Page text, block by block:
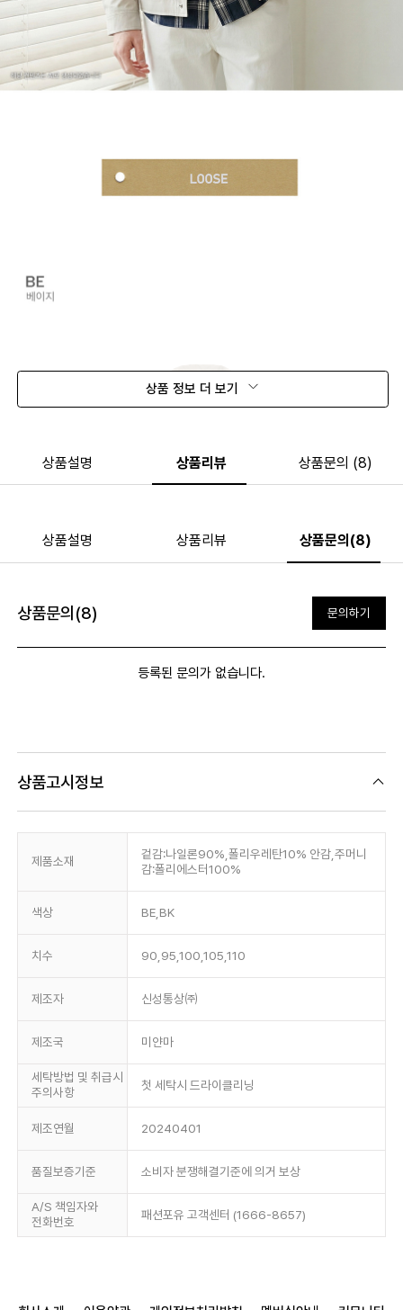
상품 정보 더 보기
상품설명 상품리뷰 상품문의 (8)
상품설명 상품리뷰 상품문의(8)
상품문의(8) 문의하기
등록된 문의가 없습니다.
상품고시정보
제품소재
겉감:나일론90%,폴리우레탄10% 안감,주머니
감:폴리에스터100%
색상 BE,BK
치수 90,95,100,105,110
제조자 신성통상㈜
제조국 미얀마
세탁방법 및 취급시
주의사항
첫 세탁시 드라이클리닝
제조연월 20240401
품질보증기준 소비자 분쟁해결기준에 의거 보상
A/S 책임자와
전화번호
패션포유 고객센터 (1666-8657)